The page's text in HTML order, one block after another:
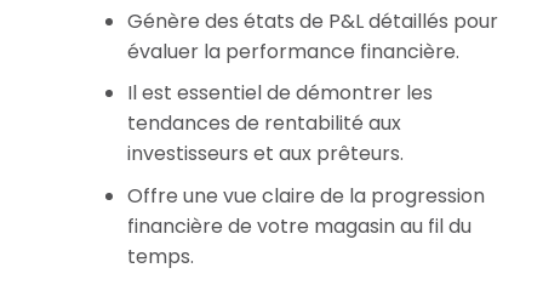
Génère des états de P&L détaillés pour
évaluer la performance financière.
Il est essentiel de démontrer les
tendances de rentabilité aux
investisseurs et aux prêteurs.
Offre une vue claire de la progression
financière de votre magasin au fil du
temps.